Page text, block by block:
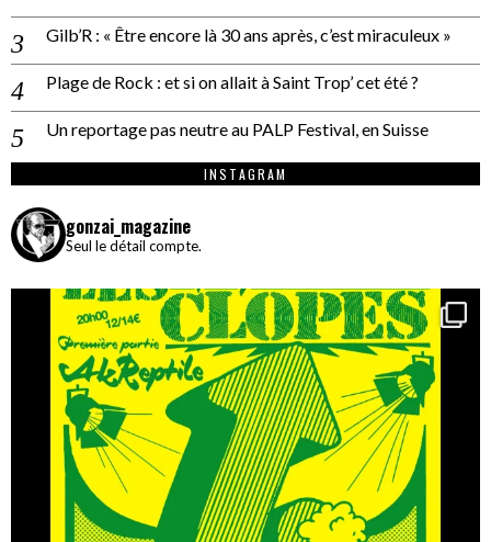
Gilb’R : « Être encore là 30 ans après, c’est miraculeux »
Plage de Rock : et si on allait à Saint Trop’ cet été ?
Un reportage pas neutre au PALP Festival, en Suisse
INSTAGRAM
gonzai_magazine
Seul le détail compte.